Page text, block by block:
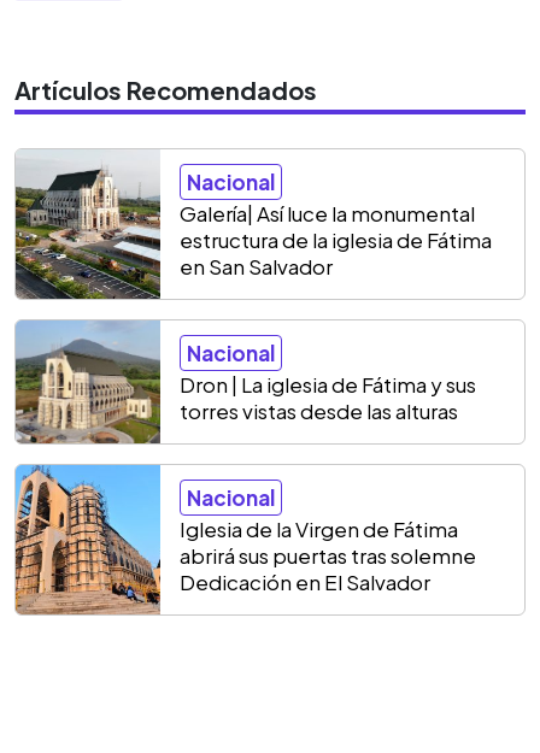
Artículos Recomendados
Nacional
Galería| Así luce la monumental
estructura de la iglesia de Fátima
en San Salvador
Nacional
Dron | La iglesia de Fátima y sus
torres vistas desde las alturas
Nacional
Iglesia de la Virgen de Fátima
abrirá sus puertas tras solemne
Dedicación en El Salvador